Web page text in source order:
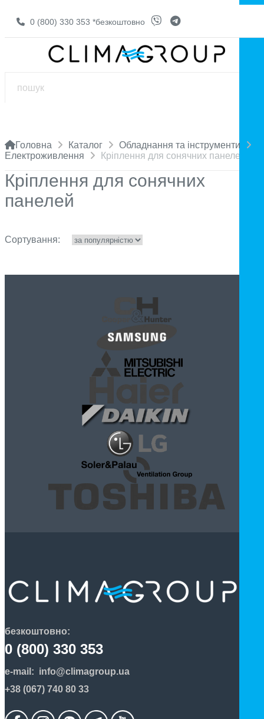
0 (800) 330 353 *безкоштовно
Головна Каталог
Обладнання та інструменти
Електроживлення
Кріплення для сонячних панелей
Кріплення для сонячних
панелей
Сортування:
безкоштовно:
0 (800) 330 353
e-mail: info@climagroup.ua
+38 (067) 740 80 33